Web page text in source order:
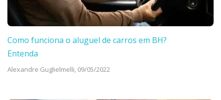
Como funciona o aluguel de carros em BH?
Entenda
Alexandre Guglielmelli, 09/05/2022